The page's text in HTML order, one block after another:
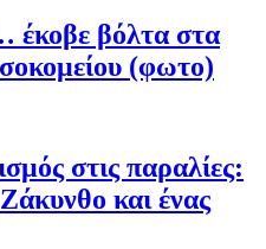
έκοβε βόλτα στα
(φωτο)
στις παραλίες:
και ένας